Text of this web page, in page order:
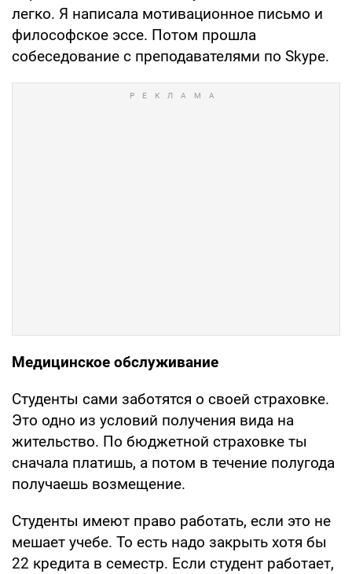
легко. Я написала мотивационное письмо и
философское эссе. Потом прошла
собеседование с преподавателями по Skype.
Медицинское обслуживание
Студенты сами заботятся о своей страховке.
Это одно из условий получения вида на
жительство. По бюджетной страховке ты
сначала платишь, а потом в течение полугода
получаешь возмещение.
Студенты имеют право работать, если это не
мешает учебе. То есть надо закрыть хотя бы
22 кредита в семестр. Если студент работает,